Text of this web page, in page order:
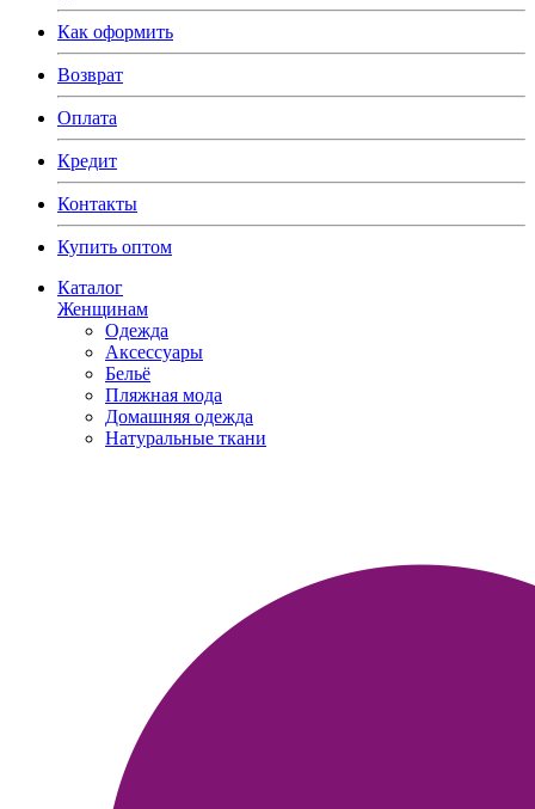
Как оформить
Возврат
Оплата
Кредит
Контакты
Купить оптом
Каталог
Женщинам
Одежда
Аксессуары
Бельё
Пляжная мода
Домашняя одежда
Натуральные ткани